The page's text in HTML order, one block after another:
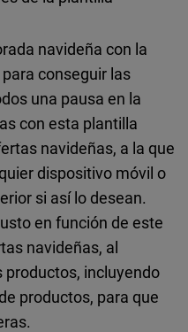
navideña con la
conseguir las
una pausa en la
con esta plantilla
navideñas, a la que
dispositivo móvil o
si así lo desean.
en función de este
navideñas, al
productos, incluyendo
productos, para que